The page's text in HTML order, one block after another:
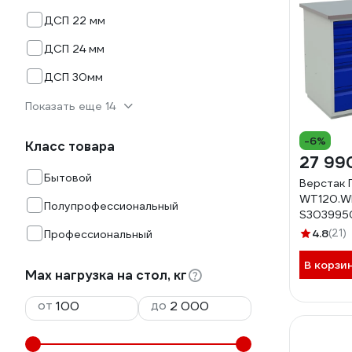
ДСП 22 мм
ДСП 24 мм
ДСП 30мм
Показать еще 14
Класс товара
Бытовой
Полупрофессиональный
Профессиональный
Max нагрузка на стол, кг
от
до
-6%
27
Верстак
4.8(21)
В